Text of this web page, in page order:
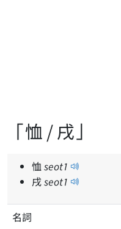
「恤 / 戌」
恤seot1
戌seot1
名詞